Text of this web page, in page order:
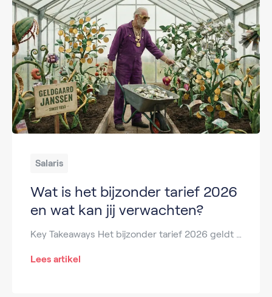
Salaris
Wat is het bijzonder tarief 2026
en wat kan jij verwachten?
Lees artikel